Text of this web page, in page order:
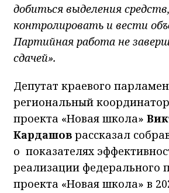
добиться выделения
контролировать и вести
Партийная работа не
сдачей».
Депутат краевого
региональный
проекта «Новая школа»
Кардашов рассказал
о показателях
реализации федерального
проекта «Новая школа» в